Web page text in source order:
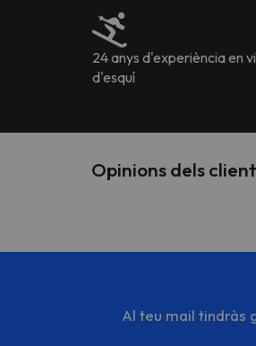
24 anys d'experiència en
d'esquí
Opinions dels
Al teu mail tindràs